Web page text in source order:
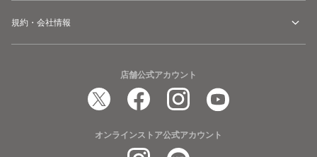
規約・会社情報
店舗公式アカウント
オンラインストア公式アカウント